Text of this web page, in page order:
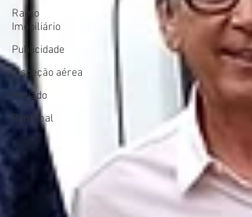
Ramo
Imobiliário
Publicidade
Inspeção aérea
Seriado
Pantanal